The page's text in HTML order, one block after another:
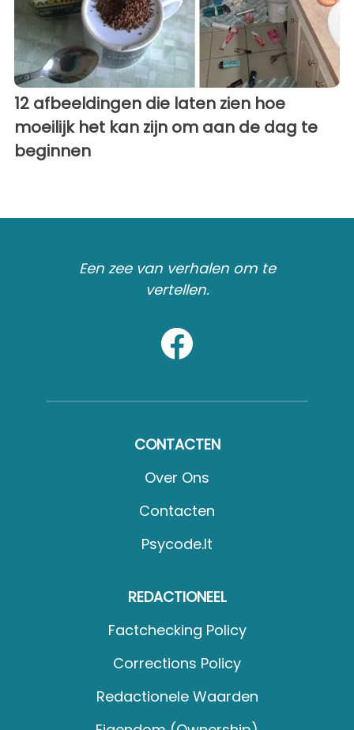
12 afbeeldingen die laten zien hoe
moeilijk het kan zijn om aan de dag te
beginnen
Een zee van verhalen om te
vertellen.
CONTACTEN
Over Ons
Contacten
Psycode.it
REDACTIONEEL
Factchecking Policy
Corrections Policy
Redactionele Waarden